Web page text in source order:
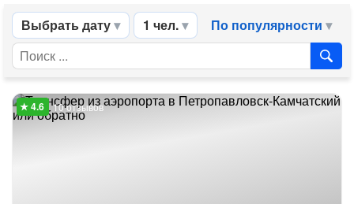
Выбрать дату 1 чел. По популярности
10 отзывов